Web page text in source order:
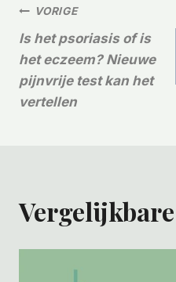
Bericht
Navigatie
VORIGE
Is het psoriasis of is
het eczeem? Nieuwe
pijnvrije test kan het
vertellen